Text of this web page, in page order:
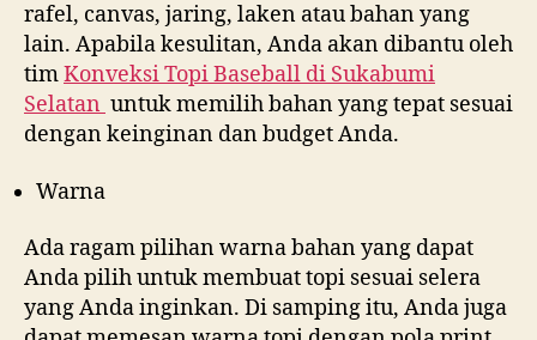
rafel, canvas, jaring, laken atau bahan yang
lain. Apabila kesulitan, Anda akan dibantu oleh
timKonveksi Topi Baseball di Sukabumi
Selatan untuk memilih bahan yang tepat sesuai
dengan keinginan dan budget Anda.
Warna
Ada ragam pilihan warna bahan yang dapat
Anda pilih untuk membuat topi sesuai selera
yang Anda inginkan. Di samping itu, Anda juga